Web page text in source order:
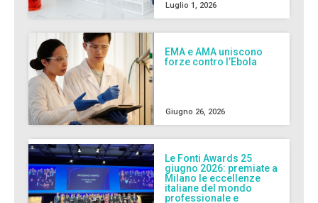
Luglio 1, 2026
EMA e AMA uniscono
forze contro l’Ebola
Giugno 26, 2026
Le Fonti Awards 25
giugno 2026: premiate a
Milano le eccellenze
italiane del mondo
professionale e